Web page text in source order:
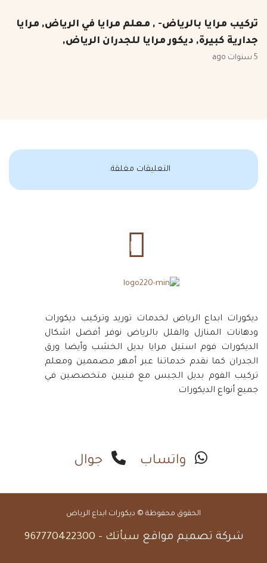
تركيب مرايا بالرياض- , معلم مرايا في الرياض, مرايا
جدارية كبيرة, ديكور مرايا للجدران الرياض,
5 سنوات ago
التعليقات مغلقة.
ديكورات ابداع الرياض لخدمات توريد وتركيب ديكورات
ودهانات المنازل والفلل بالرياض نوفر أفضل اشكال
الديكورات فوم استيل مرايا بديل الخشب وأيضا ورق
الجدران كما نقدم خدماتنا عبر أمهر مصممين ومعلم
تركيب الفوم بديل الجبس مع فنيين متخصصين في
جميع أنواع الديكورات
واتساب جوال
الحقوق محفوظة © ديكورات ابداع الرياض
شركة تصميم مواقع سبأتك -
967770422300